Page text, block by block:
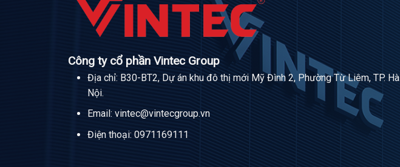
Công ty cổ phần Vintec Group
Địa chỉ: B30-BT2, Dự án khu đô thị mới Mỹ Đình 2, Phường Từ Liêm, TP. Hà
Nội.
Email: vintec@vintecgroup.vn
Điện thoại: 0971169111